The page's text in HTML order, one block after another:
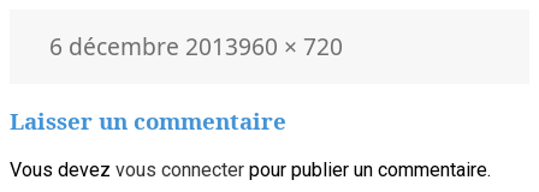
Publié
6 décembre 2013Taille
960 × 720
Laisser un commentaire
Vous devez vous connecter pour publier un commentaire.